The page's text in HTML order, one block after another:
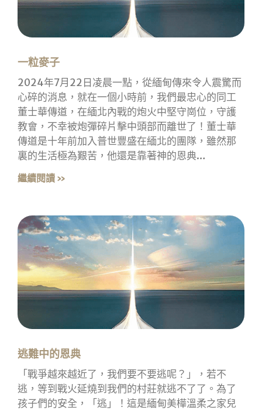
一粒麥子
2024年7月22日凌晨一點，從緬甸傳來令人震驚而
心碎的消息，就在一個小時前，我們最忠心的同工
董士華傳道，在緬北內戰的炮火中堅守崗位，守護
教會，不幸被炮彈碎片擊中頭部而離世了！董士華
傳道是十年前加入普世豐盛在緬北的團隊，雖然那
裏的生活極為艱苦，他還是靠著神的恩典…
繼續閱讀 »
逃難中的恩典
「戰爭越來越近了，我們要不要逃呢？」，若不
逃，等到戰火延燒到我們的村莊就逃不了了。為了
孩子們的安全，「逃」！這是緬甸美樺溫柔之家兒